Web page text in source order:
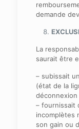
demande
La
saurait être
– subissait
(état de la
– fournissait
incomplètes
son gain ou